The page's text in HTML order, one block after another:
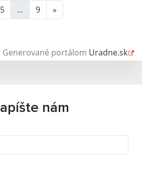
5 ... 9 »
Generované portálom Uradne.sk
nám